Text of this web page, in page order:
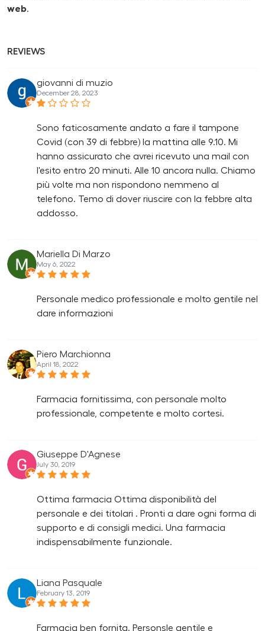
web.
REVIEWS
giovanni di muzio
December 28, 2023
Sono faticosamente andato a fare il tampone
Covid (con 39 di febbre) la mattina alle 9.10. Mi
hanno assicurato che avrei ricevuto una mail con
l'esito entro 20 minuti. Alle 10 ancora nulla. Chiamo
più volte ma non rispondono nemmeno al
telefono. Temo di dover riuscire con la febbre alta
addosso.
Mariella Di Marzo
May 6, 2022
Personale medico professionale e molto gentile nel
dare informazioni
Piero Marchionna
April 18, 2022
Farmacia fornitissima, con personale molto
professionale, competente e molto cortesi.
Giuseppe D'Agnese
July 30, 2019
Ottima farmacia Ottima disponibilità del
personale e dei titolari . Pronti a dare ogni forma di
supporto e di consigli medici. Una farmacia
indispensabilmente funzionale.
Liana Pasquale
February 13, 2019
Farmacia ben fornita. Personsle gentile e